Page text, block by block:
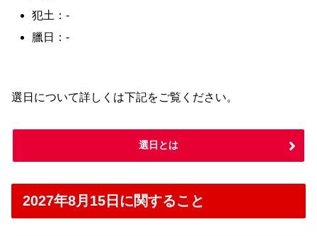
犯土：-
臘日：-
選日について詳しくは下記をご覧ください。
選日とは
2027年8月15日に関すること